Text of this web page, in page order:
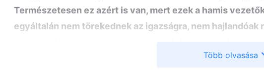
Természetesen ez azért is van, mert ezek a hamis
egyáltalán nem törekednek az igazságra, nem
ember okozta eltérést, abszurditást és meggondolatlan
Több olvasása